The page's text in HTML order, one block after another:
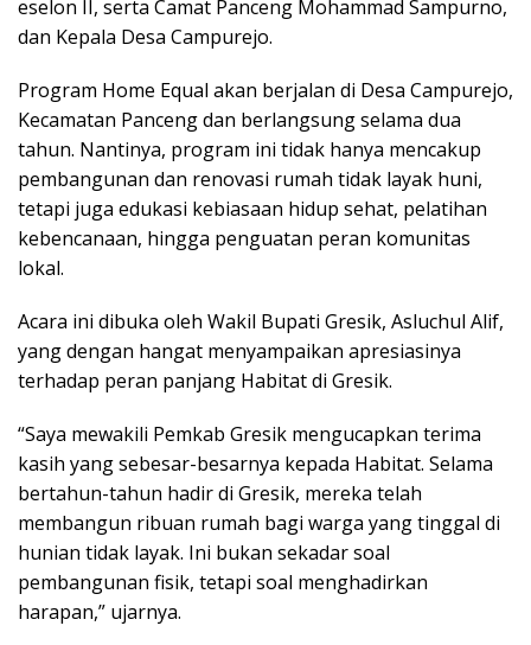
eselon II, serta Camat Panceng Mohammad Sampurno,
dan Kepala Desa Campurejo.
Program Home Equal akan berjalan di Desa Campurejo,
Kecamatan Panceng dan berlangsung selama dua
tahun. Nantinya, program ini tidak hanya mencakup
pembangunan dan renovasi rumah tidak layak huni,
tetapi juga edukasi kebiasaan hidup sehat, pelatihan
kebencanaan, hingga penguatan peran komunitas
lokal.
Acara ini dibuka oleh Wakil Bupati Gresik, Asluchul Alif,
yang dengan hangat menyampaikan apresiasinya
terhadap peran panjang Habitat di Gresik.
“Saya mewakili Pemkab Gresik mengucapkan terima
kasih yang sebesar-besarnya kepada Habitat. Selama
bertahun-tahun hadir di Gresik, mereka telah
membangun ribuan rumah bagi warga yang tinggal di
hunian tidak layak. Ini bukan sekadar soal
pembangunan fisik, tetapi soal menghadirkan
harapan,” ujarnya.